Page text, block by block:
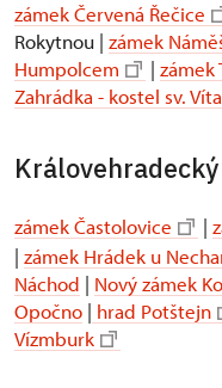
zámek Červená Řečice
Rokytnou | zámek
Humpolcem
| zámek
Zahrádka - kostel sv. Víta
zámek Častolovice |
| zámek Hrádek u
Náchod | Nový zámek
Opočno | hrad Potštejn
Vízmburk